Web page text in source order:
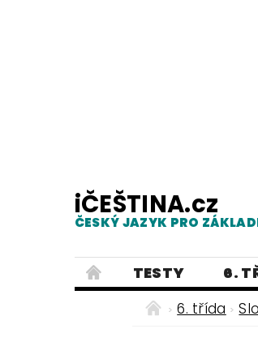
iČEŠTINA.cz
ČESKÝ JAZYK PRO
TESTY 6.
PRAVOPIS 6. třída